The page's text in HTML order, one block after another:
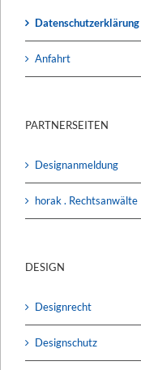
Datenschutzerklärung
Anfahrt
PARTNERSEITEN
Designanmeldung
horak . Rechtsanwälte
DESIGN
Designrecht
Designschutz